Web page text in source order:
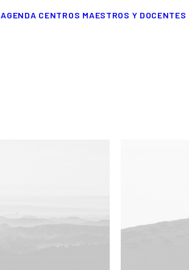
AGENDA CENTROS MAESTROS Y DOCENTES